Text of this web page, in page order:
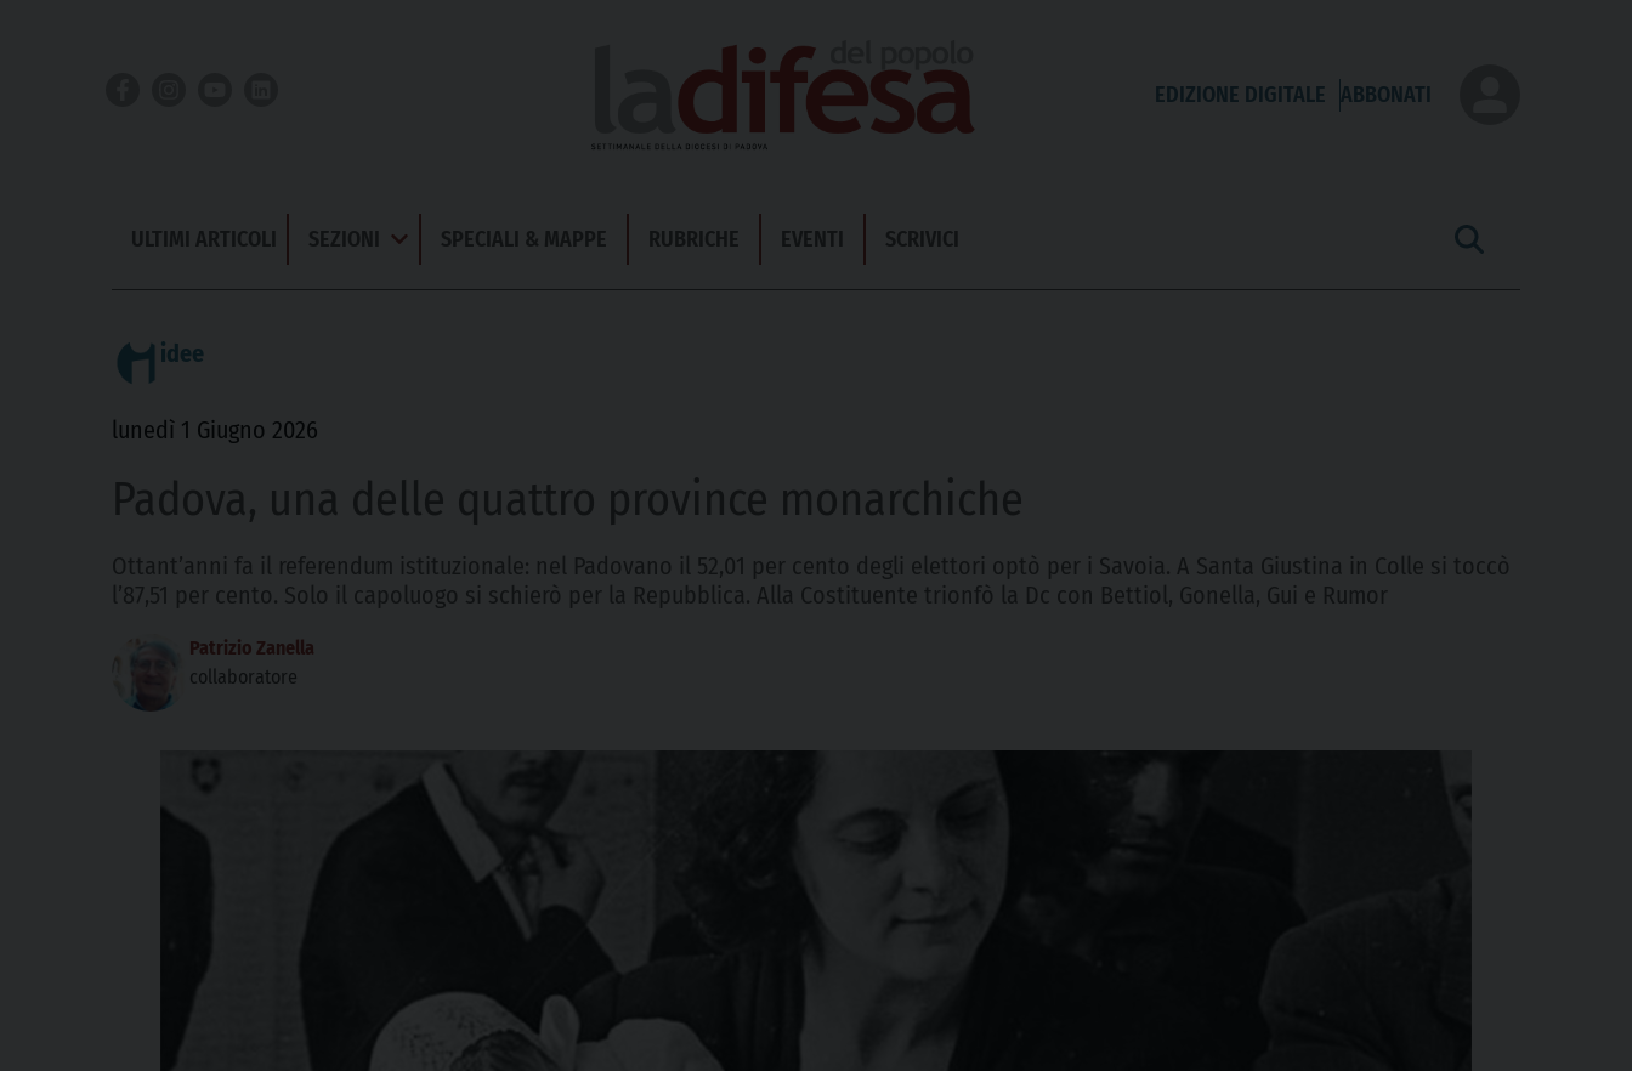
EDIZIONE DIGITALE ABBONATI
ULTIMI ARTICOLI SEZIONI
Apri
Menu
SPECIALI & MAPPE RUBRICHE EVENTI SCRIVICI
idee
lunedì 1 Giugno 2026
Padova, una delle quattro province monarchiche
Ottant’anni fa il referendum istituzionale: nel Padovano il 52,01 per cento degli elettori optò per i Savoia. A Santa Giustina in Colle si toccò
l’87,51 per cento. Solo il capoluogo si schierò per la Repubblica. Alla Costituente trionfò la Dc con Bettiol, Gonella, Gui e Rumor
Patrizio Zanella
collaboratore